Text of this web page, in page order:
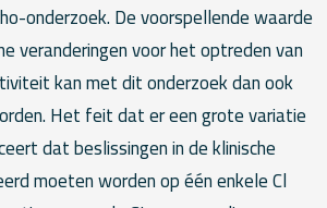
onderzoek. De voorspellende waarde
veranderingen voor het optreden van
kan met dit onderzoek dan ook
Het feit dat er een grote variatie
dat beslissingen in de klinische
moeten worden op één enkele Cl